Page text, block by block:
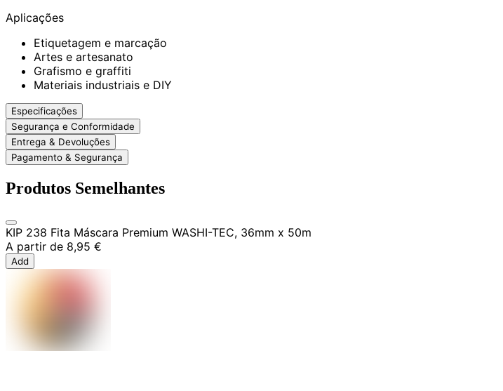
Aplicações
Etiquetagem e marcação
Artes e artesanato
Grafismo e graffiti
Materiais industriais e DIY
Especificações
Segurança e Conformidade
Entrega & Devoluções
Pagamento & Segurança
Produtos Semelhantes
KIP 238 Fita Máscara Premium WASHI-TEC, 36mm x 50m
A partir de 8,95 €
Add